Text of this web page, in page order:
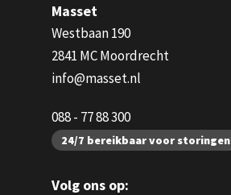
Masset
Westbaan 190
2841 MC Moordrecht
info@masset.nl
088 - 77 88 300
24/7 bereikbaar voor storingen
Volg ons op: